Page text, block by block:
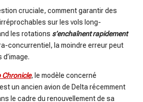
cruciale, comment garantir des
sur les vols long-
les rotations s’enchaînent rapidement
concurrentiel, la moindre erreur peut
Chronicle, le modèle concerné
un ancien avion de Delta récemment
le cadre du renouvellement de sa